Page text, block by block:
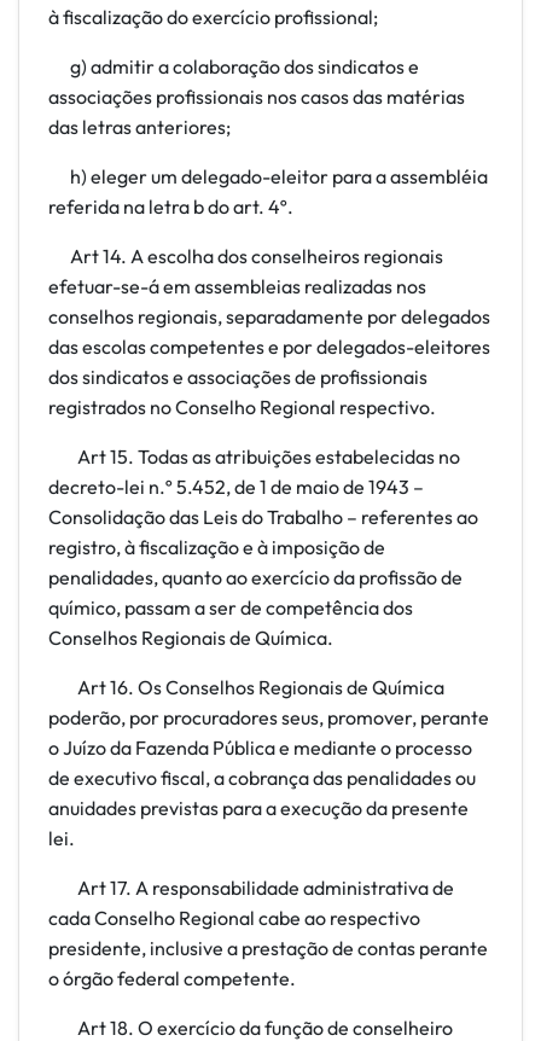
à fiscalização do exercício profissional;
g) admitir a colaboração dos sindicatos e
associações profissionais nos casos das matérias
das letras anteriores;
h) eleger um delegado-eleitor para a assembléia
referida na letra b do art. 4º.
Art 14. A escolha dos conselheiros regionais
efetuar-se-á em assembleias realizadas nos
conselhos regionais, separadamente por delegados
das escolas competentes e por delegados-eleitores
dos sindicatos e associações de profissionais
registrados no Conselho Regional respectivo.
Art15. Todas as atribuições estabelecidas no
decreto-lei n.º 5.452, de 1 de maio de 1943 –
Consolidação das Leis do Trabalho – referentes ao
registro, à fiscalização e à imposição de
penalidades, quanto ao exercício da profissão de
químico, passam a ser de competência dos
Conselhos Regionais de Química.
Art16. Os Conselhos Regionais de Química
poderão, por procuradores seus, promover, perante
o Juízo da Fazenda Pública e mediante o processo
de executivo fiscal, a cobrança das penalidades ou
anuidades previstas para a execução da presente
lei.
Art17. A responsabilidade administrativa de
cada Conselho Regional cabe ao respectivo
presidente, inclusive a prestação de contas perante
o órgão federal competente.
Art18. O exercício da função de conselheiro